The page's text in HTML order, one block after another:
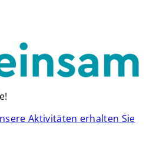
Aktivitäten erhalten Sie